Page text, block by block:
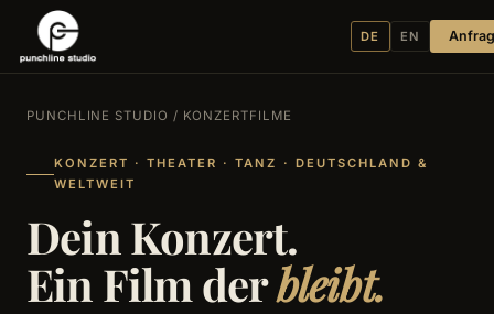
DE EN
PUNCHLINE STUDIO / KONZERTFILME
KONZERT · THEATER · TANZ · DEUTSCHLAND &
WELTWEIT
Dein Konzert.
Ein Film derbleibt.